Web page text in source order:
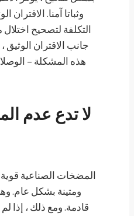
وثباتا آمنا.
التكلفة لتصحيح
جانب الاقتران
هذه المشكلة –
لا تدع عدم
المضخات الصناعية قوية
ومتينة بشكل عام.
قادمة. ومع ذلك ، إذا